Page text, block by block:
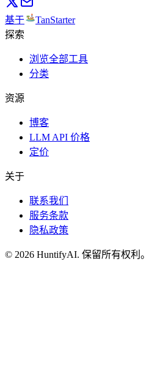
基于
TanStarter
探索
浏览全部工具
分类
资源
博客
LLM API 价格
定价
关于
联系我们
服务条款
隐私政策
© 2026 HuntifyAI. 保留所有权利。